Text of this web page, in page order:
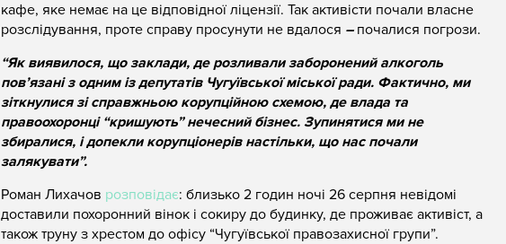
кафе, яке немає на це відповідної ліцензії. Так активісти почали власне
розслідування, проте справу просунути не вдалося –почалися погрози.
“Як виявилося, що заклади, де розливали заборонений алкоголь
пов’язані з одним із депутатів Чугуївської міської ради. Фактично, ми
зіткнулися зі справжньою корупційною схемою, де влада та
правоохоронці “кришують” нечесний бізнес. Зупинятися ми не
збиралися, і допекли корупціонерів настільки, що нас почали
залякувати”.
Роман Лихачов розповідає: близько 2 годин ночі 26 серпня невідомі
доставили похоронний вінок і сокиру до будинку, де проживає активіст, а
також труну з хрестом до офісу “Чугуївської правозахисної групи”.